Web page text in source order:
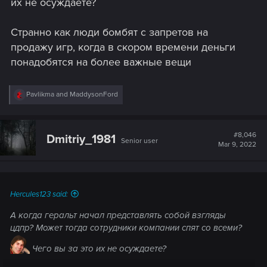
Странно как люди бомбят с запретов на
продажу игр, когда в скором времени деньги
понадобятся на более важные вещи
R
c
t
i
o
Pavlikma and MaddysonFord
Dmitriy_1981 Senior user
#8,046
Mar 9, 2022
Hercules123 said:
А когда геральт начал представлять собой взгляды
цдпр? Может тогда сотрудники компании спят со всеми?
Чего вы за это их не осуждаете?